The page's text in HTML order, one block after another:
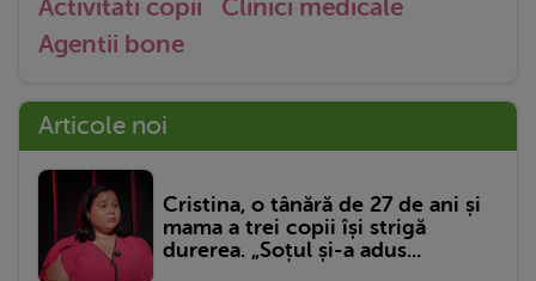
Activitati copii
Clinici medicale
Agentii bone
Articole noi
Cristina, o tânără de 27 de ani și
mama a trei copii își strigă
durerea. „Soțul și-a adus...